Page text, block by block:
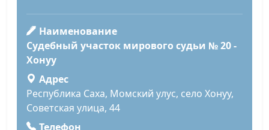
Наименование
Судебный участок мирового судьи № 20 -
Хонуу
Адрес
Республика Саха, Момский улус, село Хонуу,
Советская улица, 44
Телефон